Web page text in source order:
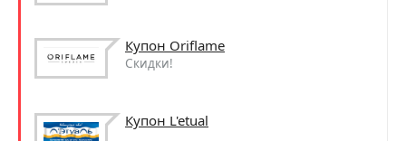
Купон Oriflame
Скидки!
Купон L'etual